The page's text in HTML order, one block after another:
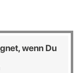
wenn Du